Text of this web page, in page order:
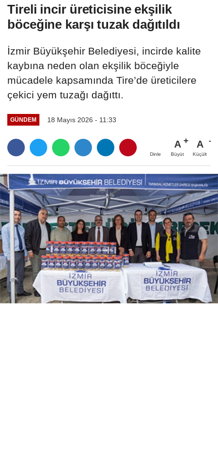
Tireli incir üreticisine ekşilik
böceğine karşı tuzak dağıtıldı
İzmir Büyükşehir Belediyesi, incirde kalite
kaybına neden olan ekşilik böceğiyle
mücadele kapsamında Tire’de üreticilere
çekici yem tuzağı dağıttı.
GÜNDEM 18 Mayıs 2026 - 11:33
Dinle
A
Büyüt
A
Küçült